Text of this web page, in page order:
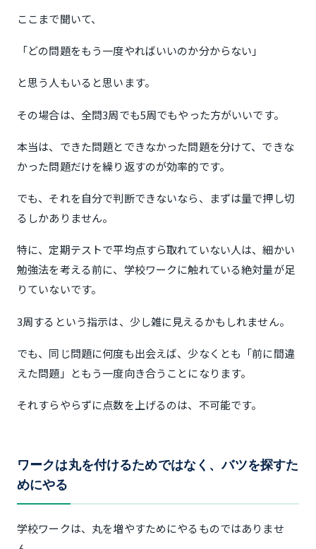
ここまで聞いて、
「どの問題をもう一度やればいいのか分からない」
と思う人もいると思います。
その場合は、全問3周でも5周でもやった方がいいです。
本当は、できた問題とできなかった問題を分けて、できな
かった問題だけを繰り返すのが効率的です。
でも、それを自分で判断できないなら、まずは量で押し切
るしかありません。
特に、定期テストで平均点すら取れていない人は、細かい
勉強法を考える前に、学校ワークに触れている絶対量が足
りていないです。
3周するという指示は、少し雑に見えるかもしれません。
でも、同じ問題に何度も出会えば、少なくとも「前に間違
えた問題」ともう一度向き合うことになります。
それすらやらずに点数を上げるのは、不可能です。
ワークは丸を付けるためではなく、バツを探すた
めにやる
学校ワークは、丸を増やすためにやるものではありませ